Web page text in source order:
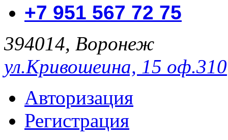
+7 951 567 72 75
394014, Воронеж
ул.Кривошеина, 15 оф.310
Авторизация
Регистрация